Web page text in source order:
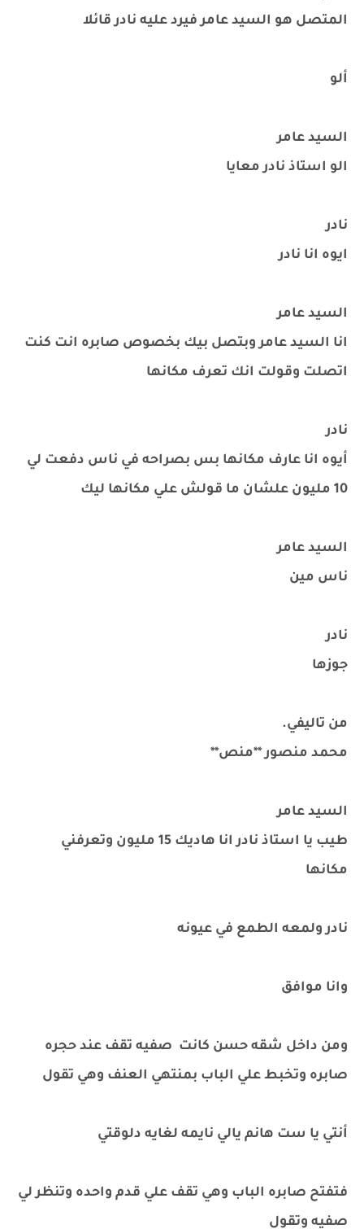
المتصل هو السيد عامر فيرد عليه نادر قائلا
ألو
السيد عامر
الو استاذ نادر معايا
نادر
ايوه انا نادر
السيد عامر
انا السيد عامر وبتصل بيك بخصوص صابره انت كنت
اتصلت وقولت انك تعرف مكانها
نادر
أيوه انا عارف مكانها بس بصراحه في ناس دفعت لي
10 مليون علشان ما قولش علي مكانها ليك
السيد عامر
ناس مين
نادر
جوزها
من تاليفي.
محمد منصور **منص**
السيد عامر
طيب يا استاذ نادر انا هاديك 15 مليون وتعرفني
مكانها
نادر ولمعه الطمع في عيونه
وانا موافق
ومن داخل شقه حسن كانت صفيه تقف عند حجره
صابره وتخبط علي الباب بمنتهي العنف وهي تقول
أنتي يا ست هانم يالي نايمه لغايه دلوقتي
فتفتح صابره الباب وهي تقف علي قدم واحده وتنظر لي
صفيه وتقول